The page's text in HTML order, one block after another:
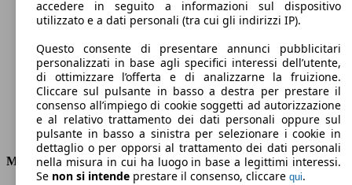
212 km/h
Elettrica/Diesel
Carburante
Motore e Prestazioni
accedere in seguito a informazioni sul dispositivo
utilizzato e a dati personali (tra cui gli indirizzi IP).
Questo consente di presentare annunci pubblicitari
personalizzati in base agli specifici interessi dell’utente,
di ottimizzare l’offerta e di analizzarne la fruizione.
Cliccare sul pulsante in basso a destra per prestare il
consenso all’impiego di cookie soggetti ad autorizzazione
e al relativo trattamento dei dati personali oppure sul
pulsante in basso a sinistra per selezionare i cookie in
dettaglio o per opporsi al trattamento dei dati personali
nella misura in cui ha luogo in base a legittimi interessi.
Se non si intende prestare il consenso, cliccare qui.